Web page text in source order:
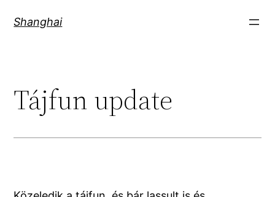
Shanghai
Tájfun update